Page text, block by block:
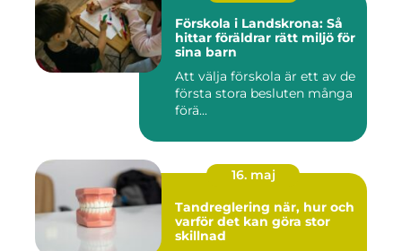
Förskola i Landskrona: Så
hittar föräldrar rätt miljö för
sina barn
Att välja förskola är ett av de
första stora besluten många
förä...
16. maj
Tandreglering när, hur och
varför det kan göra stor
skillnad